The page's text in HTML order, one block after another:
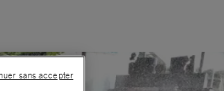
sans accepter